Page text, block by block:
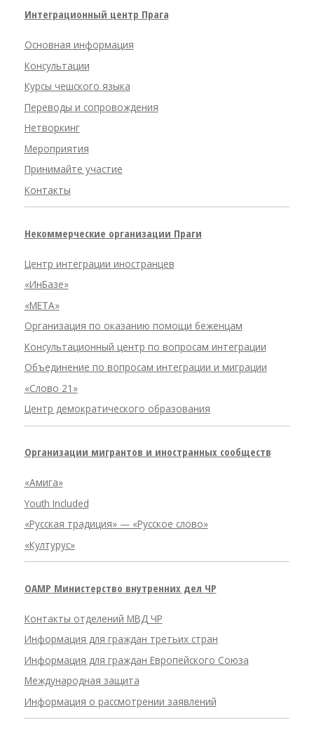
Интеграционный центр Прага
Основная информация
Консультации
Курсы чешского языка
Переводы и сопровождения
Нетворкинг
Мероприятия
Принимайте участие
Контакты
Некоммерческие организации Праги
Центр интеграции иностранцев
«ИнБазе»
«META»
Организация по оказанию помощи беженцам
Консультационный центр по вопросам интеграции
Объединение по вопросам интеграции и миграции
«Слово 21»
Центр демократического образования
Организации мигрантов и иностранных сообществ
«Амига»
Youth Included
«Русская традиция» — «Русское слово»
«Културус»
OAMP Министерство внутренних дел ЧР
Контакты отделений МВД ЧР
Информация для граждан третьих стран
Информация для граждан Европейского Союза
Международная защита
Информация о рассмотрении заявлений